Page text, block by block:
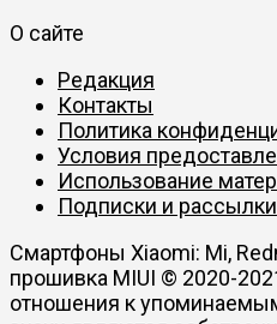
О сайте
Редакция
Контакты
Политика
Условия
Использование
Подписки и рассылки
Смартфоны Xiaomi: Mi,
прошивка MIUI © 2020-
отношения к